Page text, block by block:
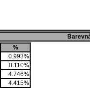
%
0.993%
0.110%
4.746%
4.415%